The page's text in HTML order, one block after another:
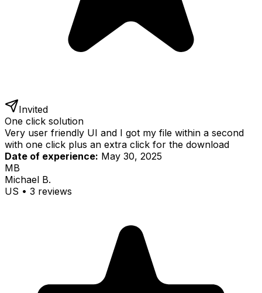
Invited
One click solution
Very user friendly UI and I got my file within a second
with one click plus an extra click for the download
Date of experience: May 30, 2025
MB
Michael B.
US • 3 reviews